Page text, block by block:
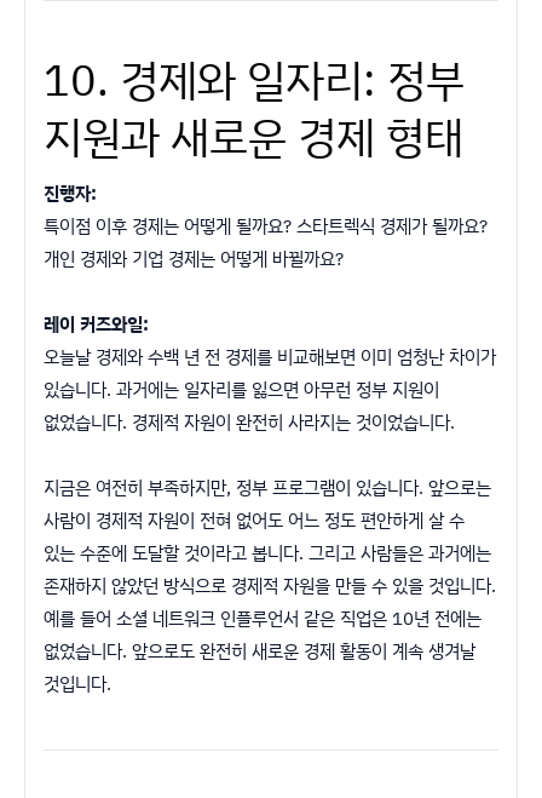
10. 경제와 일자리: 정부
지원과 새로운 경제 형태
진행자:
특이점 이후 경제는 어떻게 될까요? 스타트렉식 경제가 될까요?
개인 경제와 기업 경제는 어떻게 바뀔까요?
레이 커즈와일:
오늘날 경제와 수백 년 전 경제를 비교해보면 이미 엄청난 차이가
있습니다. 과거에는 일자리를 잃으면 아무런 정부 지원이
없었습니다. 경제적 자원이 완전히 사라지는 것이었습니다.
지금은 여전히 부족하지만, 정부 프로그램이 있습니다. 앞으로는
사람이 경제적 자원이 전혀 없어도 어느 정도 편안하게 살 수
있는 수준에 도달할 것이라고 봅니다. 그리고 사람들은 과거에는
존재하지 않았던 방식으로 경제적 자원을 만들 수 있을 것입니다.
예를 들어 소셜 네트워크 인플루언서 같은 직업은 10년 전에는
없었습니다. 앞으로도 완전히 새로운 경제 활동이 계속 생겨날
것입니다.